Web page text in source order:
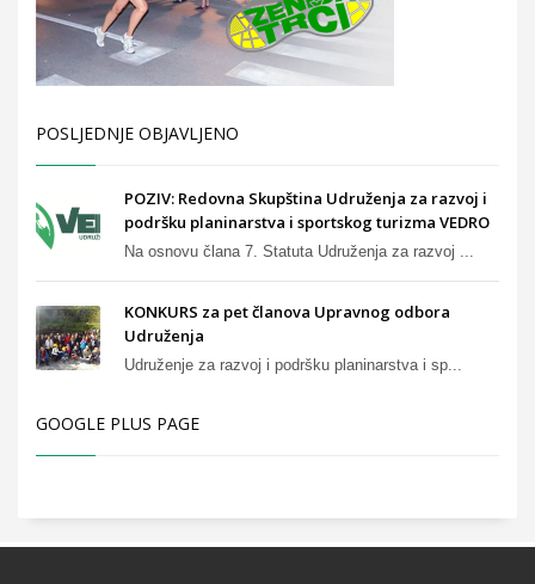
POSLJEDNJE OBJAVLJENO
POZIV: Redovna Skupština Udruženja za razvoj i
podršku planinarstva i sportskog turizma VEDRO
Na osnovu člana 7. Statuta Udruženja za razvoj ...
KONKURS za pet članova Upravnog odbora
Udruženja
Udruženje za razvoj i podršku planinarstva i sp...
GOOGLE PLUS PAGE